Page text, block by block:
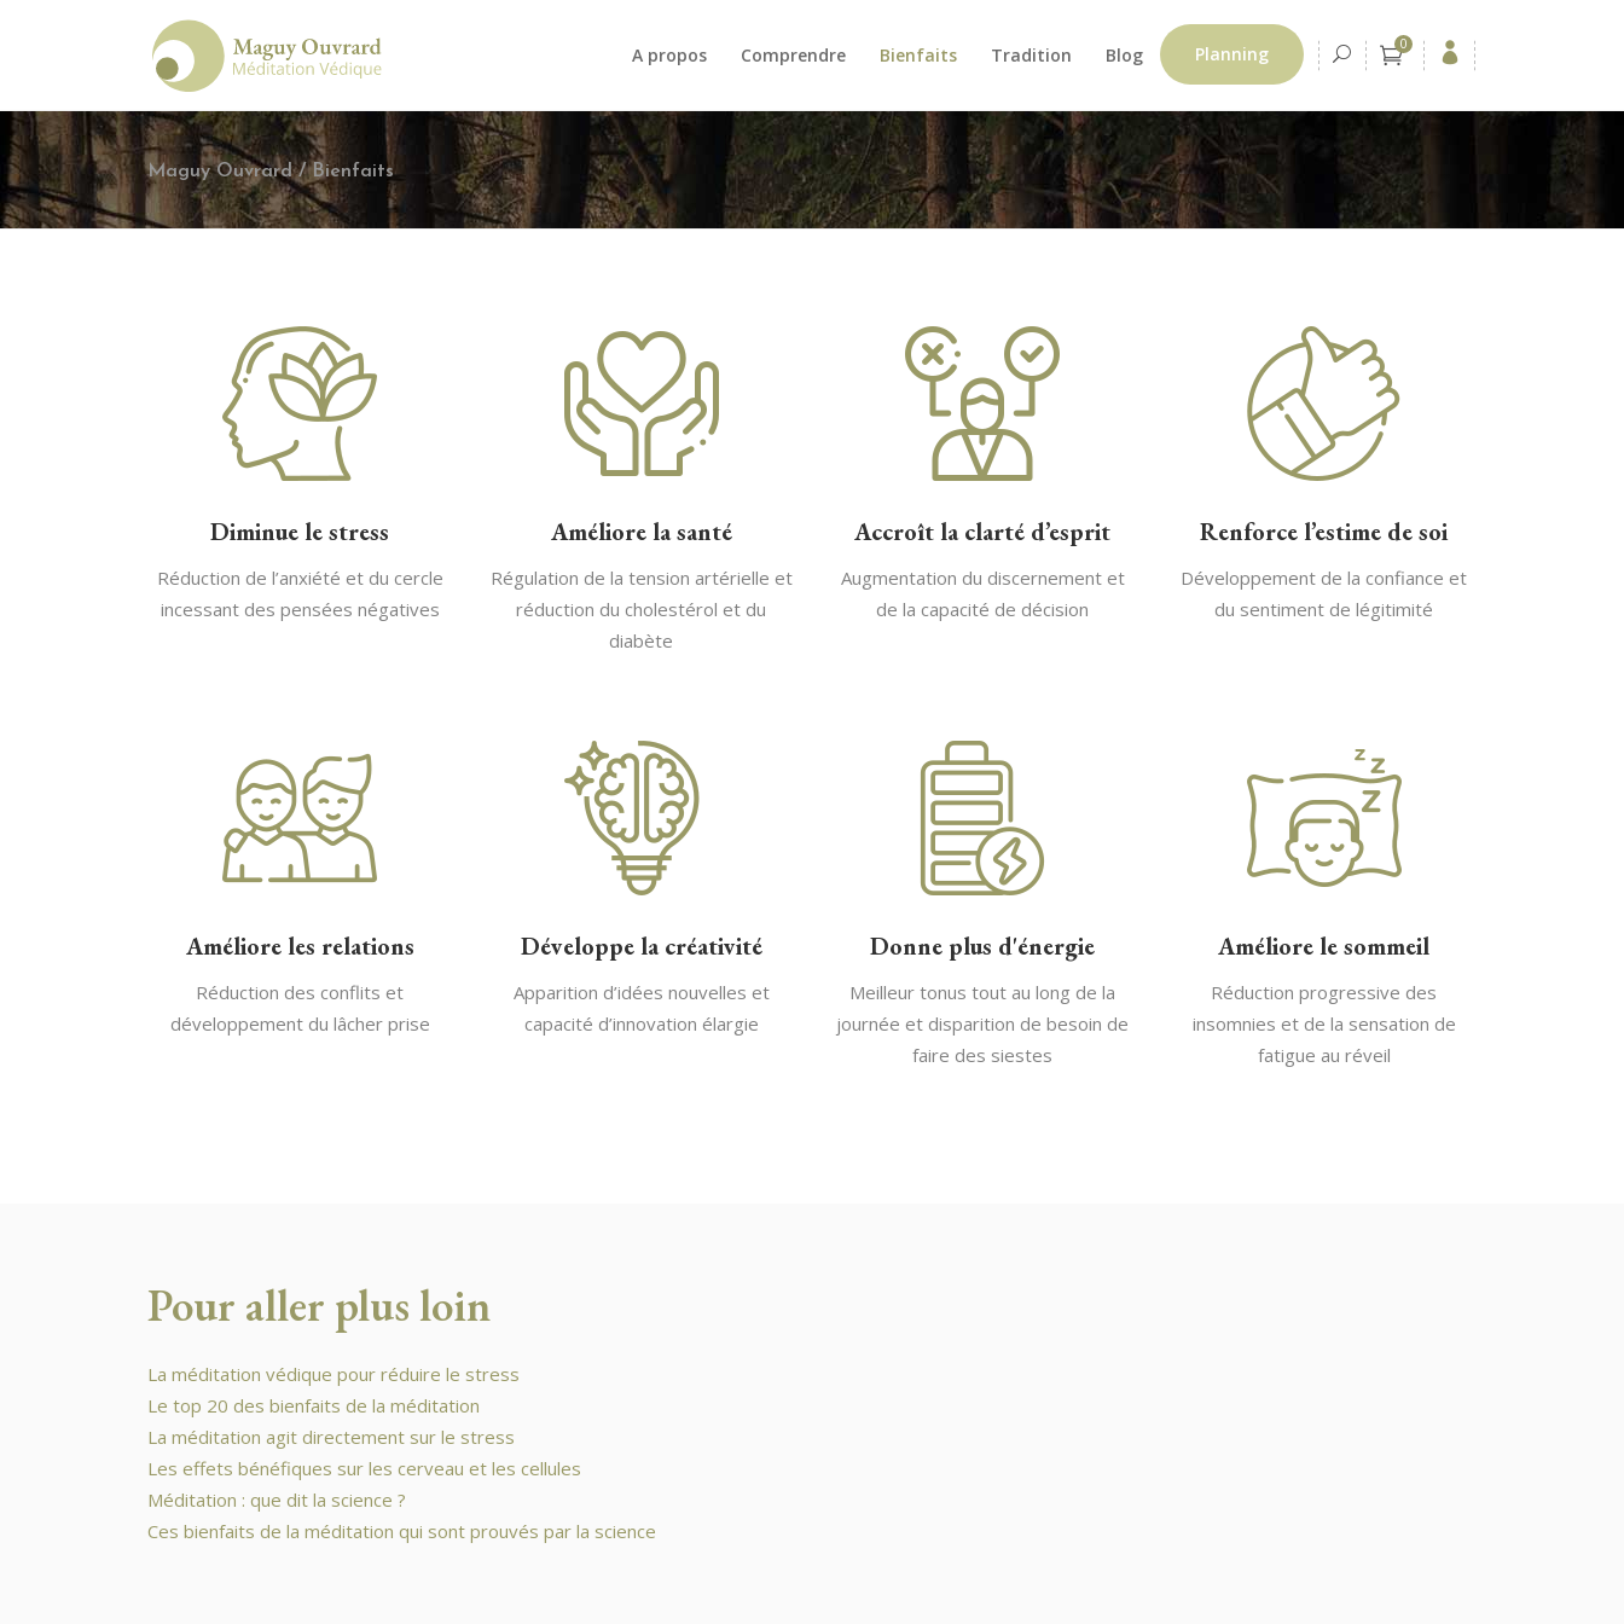
A propos Comprendre Bienfaits Tradition Blog Planning 0
Maguy Ouvrard/Bienfaits
Diminue le stress
Réduction de l’anxiété et du cercle
incessant des pensées négatives
Améliore la santé
Régulation de la tension artérielle et
réduction du cholestérol et du
diabète
Accroît la clarté d’esprit
Augmentation du discernement et
de la capacité de décision
Renforce l’estime de soi
Développement de la confiance et
du sentiment de légitimité
Améliore les relations
Réduction des conflits et
développement du lâcher prise
Développe la créativité
Apparition d’idées nouvelles et
capacité d’innovation élargie
Donne plus d'énergie
Meilleur tonus tout au long de la
journée et disparition de besoin de
faire des siestes
Améliore le sommeil
Réduction progressive des
insomnies et de la sensation de
fatigue au réveil
Pour aller plus loin
La méditation védique pour réduire le stress
Le top 20 des bienfaits de la méditation
La méditation agit directement sur le stress
Les effets bénéfiques sur les cerveau et les cellules
Méditation : que dit la science ?
Ces bienfaits de la méditation qui sont prouvés par la science